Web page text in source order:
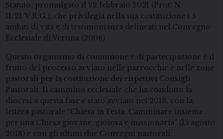
Statuto, promulgato il 22 febbraio 2021 (Prot. N.
11/21/V.R.G.), che privilegia nella sua costituzione i 5
ambiti di vita e di testimonianza delineati nel Convegno
Ecclesiale di Verona (2006).
Questo organismo di comunione e di partecipazione è il
frutto del processo avviato nelle parrocchie e nelle zone
pastorali per la costituzione dei rispettivi Consigli
Pastorali. Il cammino ecclesiale che ha condotto la
diocesi a questa fase è stato avviato nel 2018, con la
lettera pastorale “Chiesa in Festa: Camminare insieme
per una Chiesa giovane, gioiosa e missionaria” (15 agosto
2018) e con gli ultimi due Convegni pastorali,